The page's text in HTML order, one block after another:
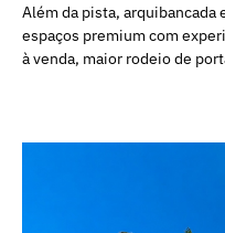
Além da pista,
espaços premium com
à venda, maior rodeio de